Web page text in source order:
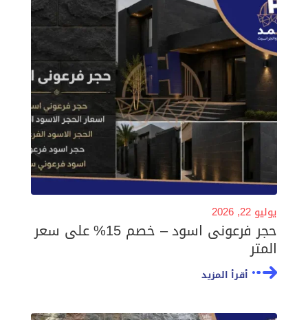
يوليو 22, 2026
حجر فرعونى اسود – خصم 15% على سعر
المتر
أقرأ المزيد